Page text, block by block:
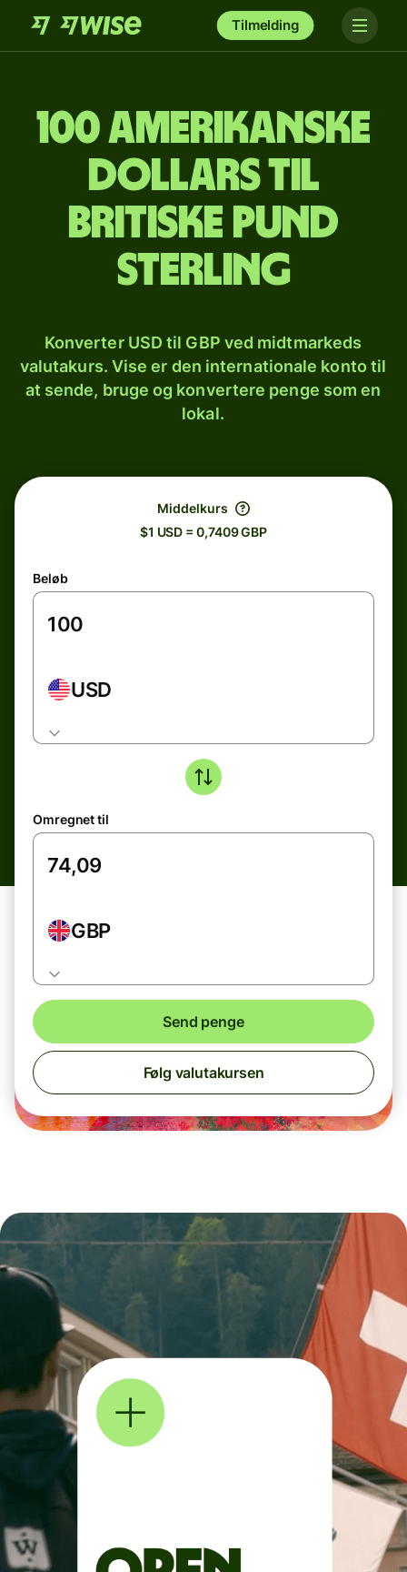
Tilmelding
100 amerikanske
dollars til
britiske pund
sterling
Konverter USD til GBP ved midtmarkeds
valutakurs. Vise er den internationale konto til
at sende, bruge og konvertere penge som en
lokal.
Middelkurs
$1 USD = 0,7409 GBP
Beløb
USD
Omregnet til
GBP
Send penge
Følg valutakursen